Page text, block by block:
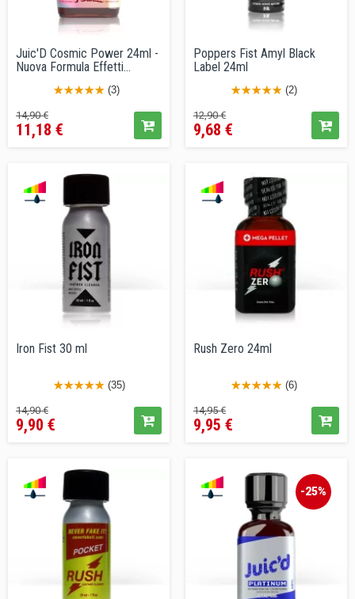
Juic'D Cosmic Power 24ml -
Nuova Formula Effetti...
(3)
Prezzo
base
14,90 €Prezzo
11,18 €
Poppers Fist Amyl Black
Label 24ml
(2)
Prezzo
base
12,90 €Prezzo
9,68 €
Iron Fist 30 ml
(35)
Prezzo
base
14,90 €Prezzo
9,90 €
Rush Zero 24ml
(6)
Prezzo
base
14,95 €Prezzo
9,95 €
-25%